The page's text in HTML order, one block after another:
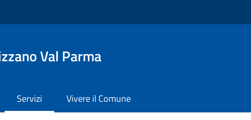
Val Parma
Servizi Vivere il Comune